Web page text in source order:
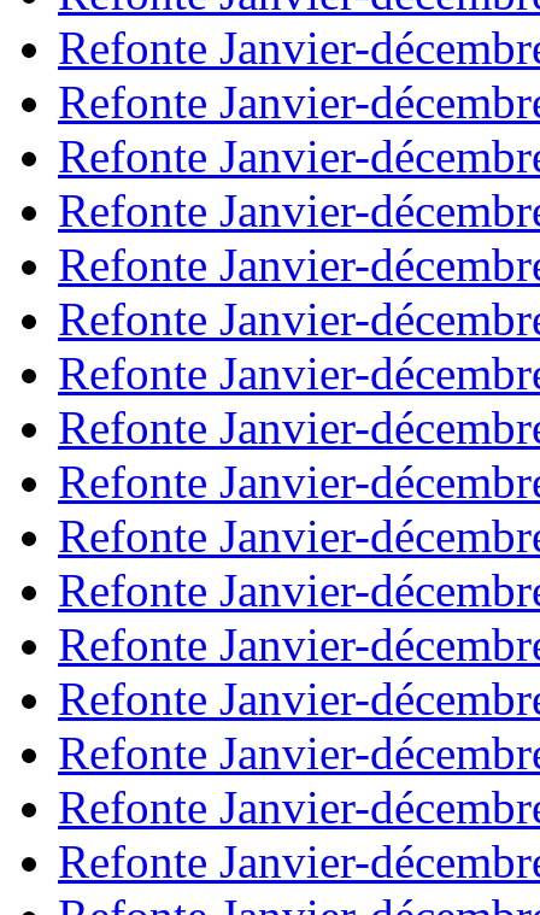
Refonte Janvier-
Refonte Janvier-
Refonte Janvier-
Refonte Janvier-
Refonte Janvier-
Refonte Janvier-
Refonte Janvier-
Refonte Janvier-
Refonte Janvier-
Refonte Janvier-
Refonte Janvier-
Refonte Janvier-
Refonte Janvier-
Refonte Janvier-
Refonte Janvier-
Refonte Janvier-